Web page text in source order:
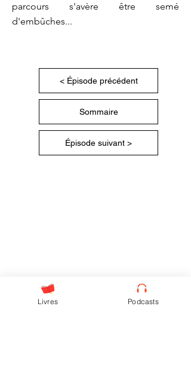
parcours s'avère être semé
d'embûches...
< Épisode précédent
Sommaire
Épisode suivant >
Livres Podcasts